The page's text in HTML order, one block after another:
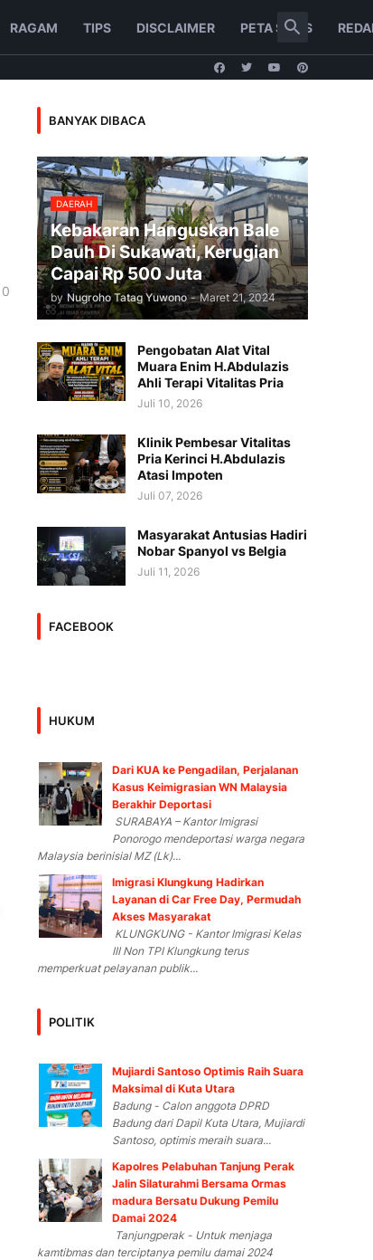
RAGAM TIPS DISCLAIMER PETA SITUS
0
BANYAK DIBACA
DAERAH
Kebakaran Hanguskan Bale
Dauh Di Sukawati, Kerugian
Capai Rp 500 Juta
by Nugroho Tatag Yuwono - Maret 21, 2024
Pengobatan Alat Vital
Muara Enim H.Abdulazis
Ahli Terapi Vitalitas Pria
Juli 10, 2026
Klinik Pembesar Vitalitas
Pria Kerinci H.Abdulazis
Atasi Impoten
Juli 07, 2026
Masyarakat Antusias Hadiri
Nobar Spanyol vs Belgia
Juli 11, 2026
FACEBOOK
HUKUM
Dari KUA ke Pengadilan, Perjalanan
Kasus Keimigrasian WN Malaysia
Berakhir Deportasi
SURABAYA – Kantor Imigrasi
Ponorogo mendeportasi warga negara
Malaysia berinisial MZ (Lk)...
Imigrasi Klungkung Hadirkan
Layanan di Car Free Day, Permudah
Akses Masyarakat
KLUNGKUNG - Kantor Imigrasi Kelas
III Non TPI Klungkung terus
memperkuat pelayanan publik...
POLITIK
Mujiardi Santoso Optimis Raih Suara
Maksimal di Kuta Utara
Badung - Calon anggota DPRD
Badung dari Dapil Kuta Utara, Mujiardi
Santoso, optimis meraih suara...
Kapolres Pelabuhan Tanjung Perak
Jalin Silaturahmi Bersama Ormas
madura Bersatu Dukung Pemilu
Damai 2024
Tanjungperak - Untuk menjaga
kamtibmas dan terciptanya pemilu damai 2024